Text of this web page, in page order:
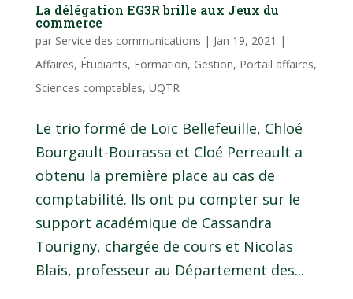
La délégation EG3R brille aux Jeux du
commerce
par Service des communications | Jan 19, 2021 |
Affaires, Étudiants, Formation, Gestion, Portail affaires,
Sciences comptables, UQTR
Le trio formé de Loïc Bellefeuille, Chloé
Bourgault-Bourassa et Cloé Perreault a
obtenu la première place au cas de
comptabilité. Ils ont pu compter sur le
support académique de Cassandra
Tourigny, chargée de cours et Nicolas
Blais, professeur au Département des...